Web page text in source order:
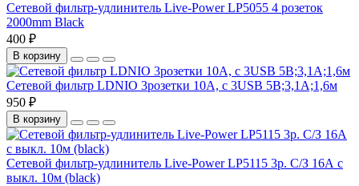
Сетевой фильтр-удлинитель Live-Power LP5055 4 розеток
2000mm Black
400 ₽
В корзину
Сетевой фильтр LDNIO 3розетки 10А, с 3USB 5В;3,1А;1,6м
950 ₽
В корзину
Сетевой фильтр-удлинитель Live-Power LP5115 3р. С/З 16А с
выкл. 10м (black)